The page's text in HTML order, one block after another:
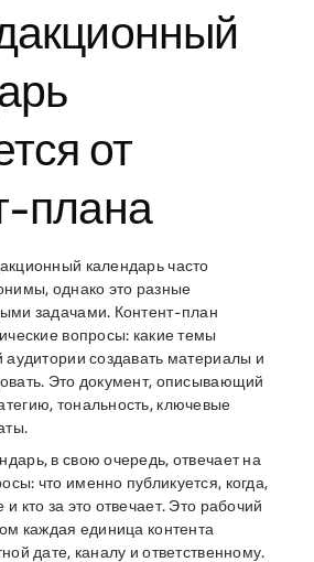
от
плана
календарь часто
однако это разные
задачами. Контент-план
вопросы: какие темы
аудитории создавать материалы и
Это документ, описывающий
тональность, ключевые
в свою очередь, отвечает на
что именно публикуется, когда,
кто за это отвечает. Это рабочий
каждая единица контента
дате, каналу и ответственному.